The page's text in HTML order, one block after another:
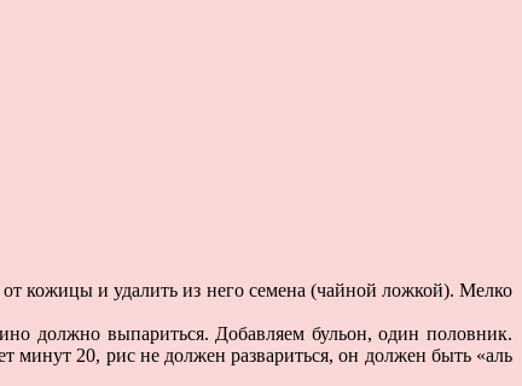
кожицы и удалить из него семена (чайной ложкой). Мелко
должно выпариться. Добавляем бульон, один половник.
20, рис не должен развариться, он должен быть «аль